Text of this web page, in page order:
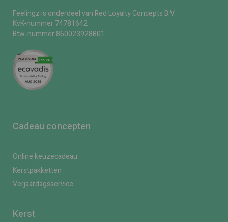
Feelingz is onderdeel van Red Loyalty Concepts B.V.
KvK-nummer 74781642
Btw-nummer 860023928B01
Cadeau concepten
Online keuzecadeau
Kerstpakketten
Verjaardagsservice
Kerst